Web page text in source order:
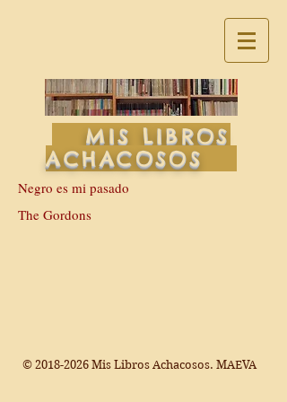
MIS LIBROS
ACHACOSOS
Negro es mi pasado
The Gordons
© 2018-2026 Mis Libros Achacosos. MAEVA